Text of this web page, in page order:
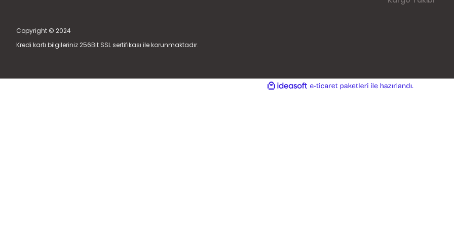
Copyright © 2024
Kredi kartı bilgileriniz 256Bit SSL sertifikası ile korunmaktadır.
ideasoft
e-